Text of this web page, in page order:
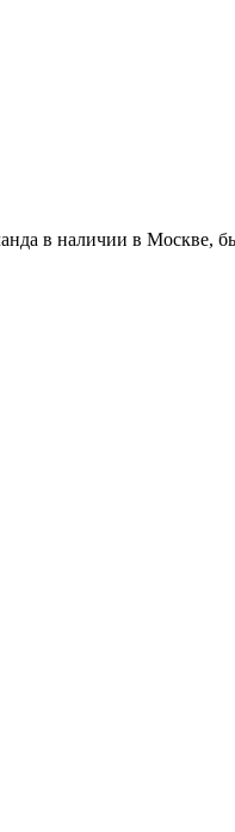
в наличии в Москве,